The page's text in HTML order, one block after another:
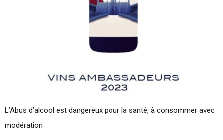
L’Abus d’alcool est dangereux pour la santé, à consommer avec
modération